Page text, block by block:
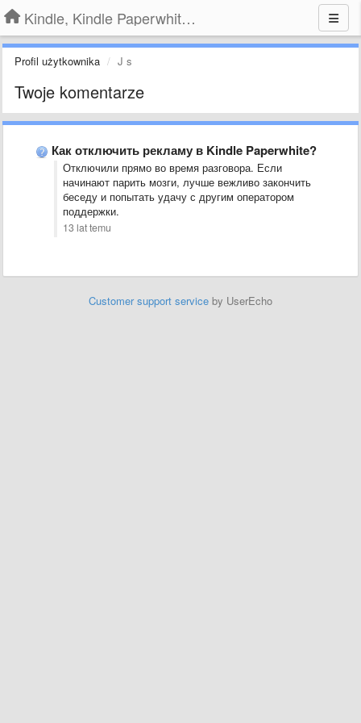
Kindle, Kindle Paperwhite, Kindle Voyage
Profil użytkownika J s
Twoje komentarze
Как отключить рекламу в Kindle Paperwhite?
Отключили прямо во время разговора. Если
начинают парить мозги, лучше вежливо закончить
беседу и попытать удачу с другим оператором
поддержки.
13 lat temu
Customer support service by UserEcho